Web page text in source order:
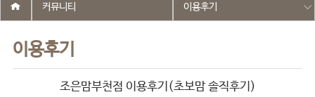
이용후기
커뮤니티 이용후기
조은맘부천점 이용후기(초보맘 솔직후기)